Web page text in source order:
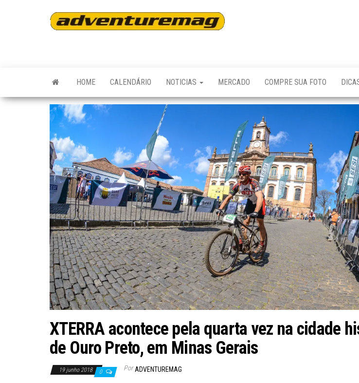
HOME CALENDÁRIO NOTICIAS MERCADO COMPRE SUA FOTO
XTERRA acontece pela quarta vez na cidade
de Ouro Preto, em Minas Gerais
19 junho 2018 0 Por ADVENTUREMAG